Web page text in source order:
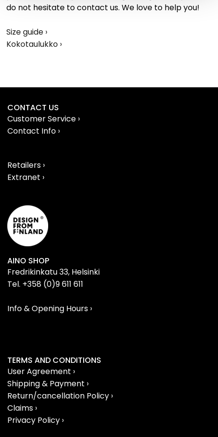
do not hesitate to contact us. We love to help you!
Size guide ›
Kokotaulukko ›
CONTACT US
Customer Service ›
Contact Info ›
Retailers ›
Extranet ›
AINO SHOP
Fredrikinkatu 33, Helsinki
Tel. +358 (0)9 611 611
Info & Opening Hours ›
TERMS AND CONDITIONS
User Agreement ›
Shipping & Payment ›
Return/cancellation Policy ›
Claims ›
Privacy Policy ›